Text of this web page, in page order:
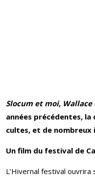
Slocum et moi,
années précédentes,
cultes, et de nombreux
Un film du festival de
L’Hivernal festival ouvrira